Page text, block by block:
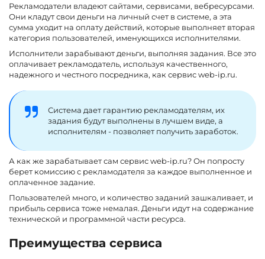
Рекламодатели владеют сайтами, сервисами, вебресурсами.
Они кладут свои деньги на личный счет в системе, а эта
сумма уходит на оплату действий, которые выполняет вторая
категория пользователей, именующихся исполнителями.
Исполнители зарабывают деньги, выполняя задания. Все это
оплачивает рекламодатель, используя качественного,
надежного и честного посредника, как сервис web-ip.ru.
Система дает гарантию рекламодателям, их
задания будут выполнены в лучшем виде, а
исполнителям - позволяет получить заработок.
А как же зарабатывает сам сервис web-ip.ru? Он попросту
берет комиссию с рекламодателя за каждое выполненное и
оплаченное задание.
Пользователей много, и количество заданий зашкаливает, и
прибыль сервиса тоже немалая. Деньги идут на содержание
технической и программной части ресурса.
Преимущества сервиса